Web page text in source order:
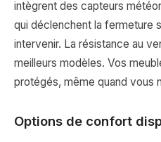
intègrent des capteurs
qui déclenchent la fermeture
intervenir. La résistance au
meilleurs modèles. Vos
protégés, même quand vous
Options de confort